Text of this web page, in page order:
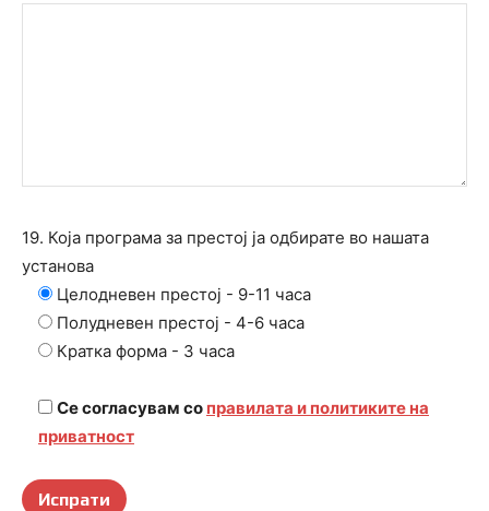
19. Која програма за престој ја одбирате во нашата
установа
Целодневен престој - 9-11 часа
Полудневен престој - 4-6 часа
Кратка форма - 3 часа
Се согласувам со правилата и политиките на
приватност